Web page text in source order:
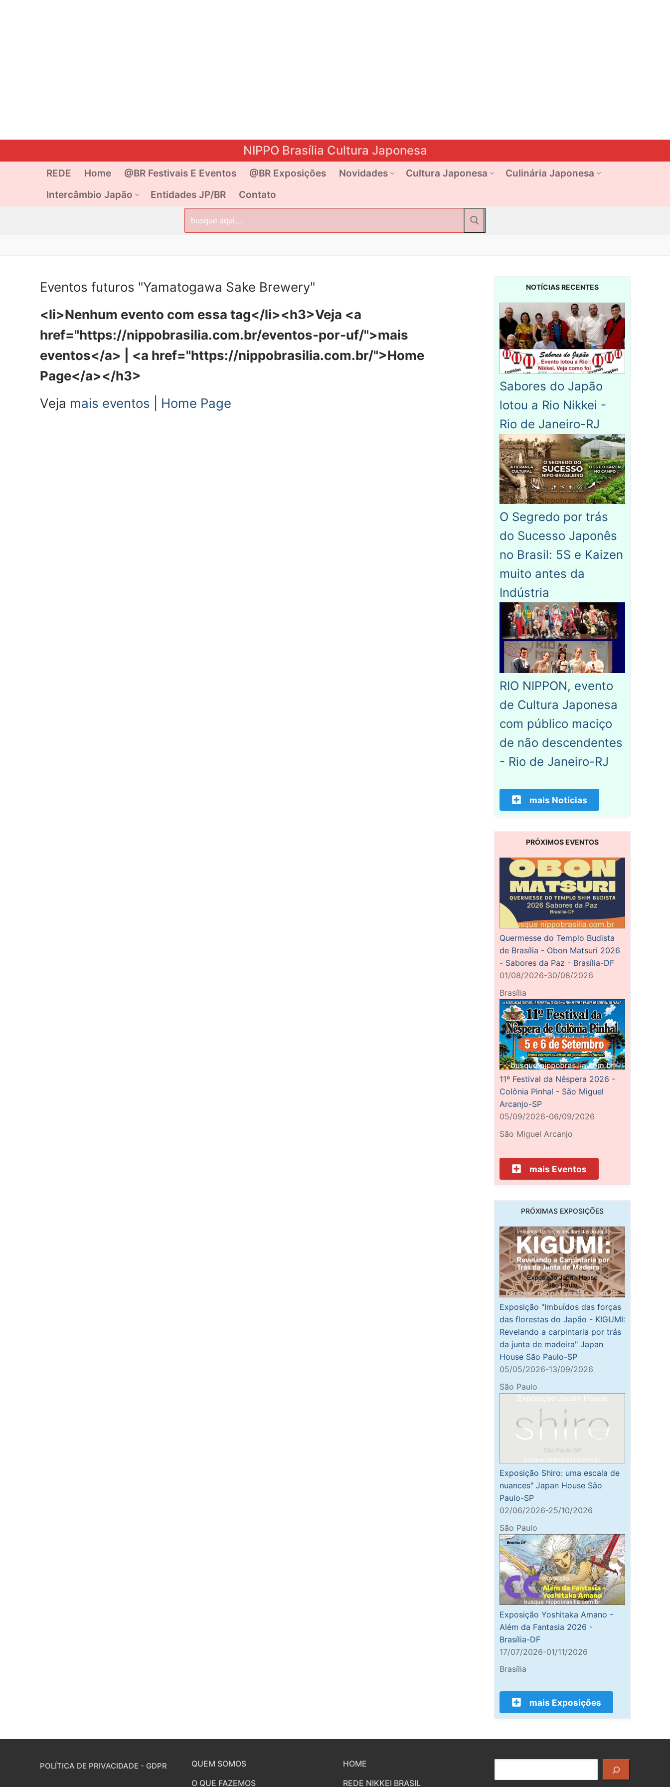
NIPPO Brasília Cultura Japonesa
REDE Home @BR Festivais E Eventos @BR Exposições Novidades Cultura Japonesa
Culinária Japonesa
Intercâmbio Japão
Entidades JP/BR Contato
por:
Eventos futuros "Yamatogawa Sake Brewery"
<li>Nenhum evento com essa tag</li><h3>Veja <a
href="https://nippobrasilia.com.br/eventos-por-uf/">mais
eventos</a> | <a href="https://nippobrasilia.com.br/">Home
Page</a></h3>
Veja mais eventos Home Page
NOTÍCIAS RECENTES
Sabores do Japão
lotou a Rio Nikkei -
Rio de Janeiro-RJ
O Segredo por trás
do Sucesso Japonês
no Brasil: 5S e Kaizen
muito antes da
Indústria
RIO NIPPON, evento
de Cultura Japonesa
com público maciço
de não descendentes
- Rio de Janeiro-RJ
mais Notícias
PRÓXIMOS EVENTOS
Quermesse do Templo Budista
de Brasília - Obon Matsuri 2026
- Sabores da Paz - Brasília-DF
01/08/2026-30/08/2026
Brasília
11º Festival da Nêspera 2026 -
Colônia Pinhal - São Miguel
Arcanjo-SP
05/09/2026-06/09/2026
São Miguel Arcanjo
mais Eventos
PRÓXIMAS EXPOSIÇÕES
Exposição "Imbuídos das forças
das florestas do Japão - KIGUMI:
Revelando a carpintaria por trás
da junta de madeira" Japan
House São Paulo-SP
05/05/2026-13/09/2026
São Paulo
Exposição Shiro: uma escala de
nuances" Japan House São
Paulo-SP
02/06/2026-25/10/2026
São Paulo
Exposição Yoshitaka Amano -
Além da Fantasia 2026 -
Brasília-DF
17/07/2026-01/11/2026
Brasília
mais Exposições
POLÍTICA DE PRIVACIDADE - GDPR
QUEM SOMOS
O QUE FAZEMOS
HOME
REDE NIKKEI BRASIL